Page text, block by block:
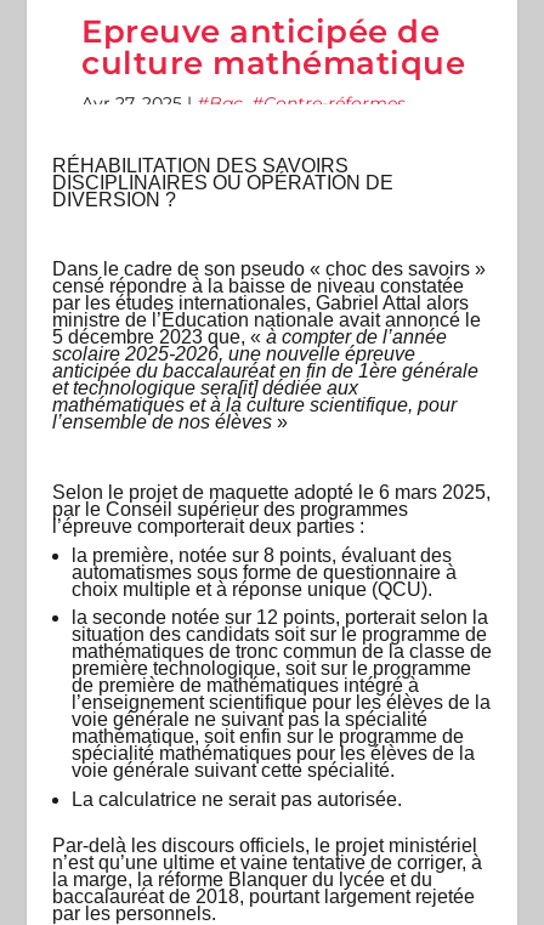
Epreuve anticipée de
culture mathématique
Avr 27, 2025 | Bac Contre-réformes
RÉHABILITATION DES SAVOIRS
DISCIPLINAIRES OU OPÉRATION DE
DIVERSION ?
Dans le cadre de son pseudo « choc des savoirs »
censé répondre à la baisse de niveau constatée
par les études internationales, Gabriel Attal alors
ministre de l’Éducation nationale avait annoncé le
5 décembre 2023 que, « à compter de l’année
scolaire 2025-2026, une nouvelle épreuve
anticipée du baccalauréat en fin de 1ère générale
et technologique sera[it] dédiée aux
mathématiques et à la culture scientifique, pour
l’ensemble de nos élèves»
Selon le projet de maquette adopté le 6 mars 2025,
par le Conseil supérieur des programmes
l’épreuve comporterait deux parties :
la première, notée sur 8 points, évaluant des
automatismes sous forme de questionnaire à
choix multiple et à réponse unique (QCU).
la seconde notée sur 12 points, porterait selon la
situation des candidats soit sur le programme de
mathématiques de tronc commun de la classe de
première technologique, soit sur le programme
de première de mathématiques intégré à
l’enseignement scientifique pour les élèves de la
voie générale ne suivant pas la spécialité
mathématique, soit enfin sur le programme de
spécialité mathématiques pour les élèves de la
voie générale suivant cette spécialité.
La calculatrice ne serait pas autorisée.
Par-delà les discours officiels, le projet ministériel
n’est qu’une ultime et vaine tentative de corriger, à
la marge, la réforme Blanquer du lycée et du
baccalauréat de 2018, pourtant largement rejetée
par les personnels.